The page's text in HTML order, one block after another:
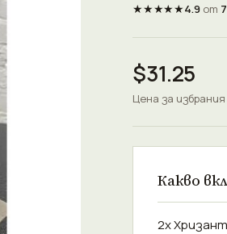
★★★★★4.9от
$31.25
Цена за
Какво
2x